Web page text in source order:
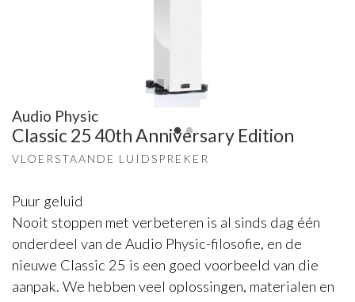
Audio Physic
Classic 25 40th Anniversary Edition
VLOERSTAANDE LUIDSPREKER
Puur geluid
Nooit stoppen met verbeteren is al sinds dag één
onderdeel van de Audio Physic-filosofie, en de
nieuwe Classic 25 is een goed voorbeeld van die
aanpak. We hebben veel oplossingen, materialen en